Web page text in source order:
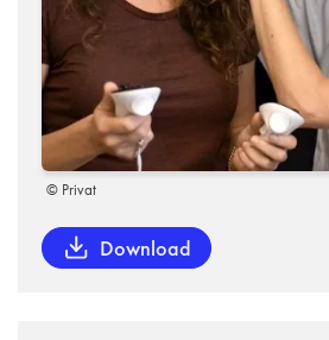
© Privat
Download